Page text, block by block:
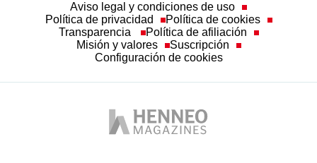
Aviso legal y condiciones de uso
Política de privacidad
Política de cookies
Transparencia
Política de afiliación
Misión y valores
Suscripción
Configuración de cookies